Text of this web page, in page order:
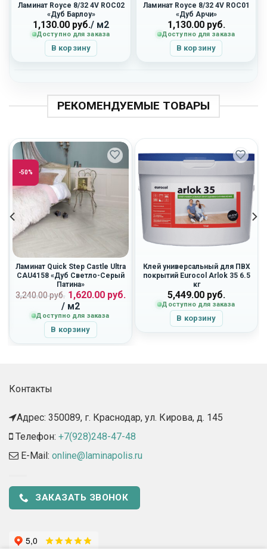
Ламинат Royce 8/32 4V ROC02
«Дуб Барлоу»
1,130.00 руб./ м2
Доступно для заказа
В корзину
Ламинат Royce 8/32 4V ROC01
«Дуб Арчи»
1,130.00руб.
Доступно для заказа
В корзину
РЕКОМЕНДУЕМЫЕ ТОВАРЫ
-50%
Ламинат Quick Step Castle Ultra
CAU4158 «Дуб Светло-Серый
Патина»
3,240.00руб. Первоначальная
цена
составляла
3,240.00
руб..
1,620.00руб.
Текущая
цена:
1,620.00
руб..
/ м2
Доступно для заказа
В корзину
Клей универсальный для ПВХ
покрытий Eurocol Arlok 35 6.5
кг
5,449.00 руб.
Доступно для заказа
В корзину
Контакты
Адрес: 350089, г. Краснодар, ул. Кирова, д. 145​
Телефон: +7(928)248-47-48
E-Mail: online@laminapolis.ru
ЗАКАЗАТЬ ЗВОНОК